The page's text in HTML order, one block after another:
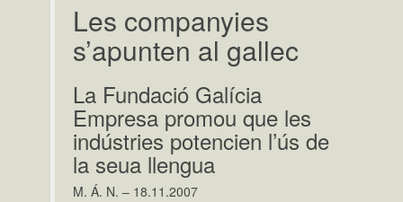
Les companyies
s’apunten al gallec
La Fundació Galícia
Empresa promou que les
indústries potencien l’ús de
la seua llengua
M. Á. N. – 18.11.2007